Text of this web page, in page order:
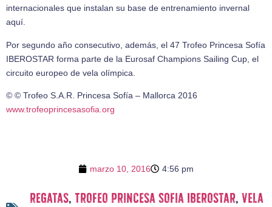
internacionales que instalan su base de entrenamiento invernal
aquí.
Por segundo año consecutivo, además, el 47 Trofeo Princesa Sofía
IBEROSTAR forma parte de la Eurosaf Champions Sailing Cup, el
circuito europeo de vela olímpica.
© © Trofeo S.A.R. Princesa Sofía – Mallorca 2016
www.trofeoprincesasofia.org
marzo 10, 2016 4:56 pm
regatas, Trofeo Princesa Sofia Iberostar, vela